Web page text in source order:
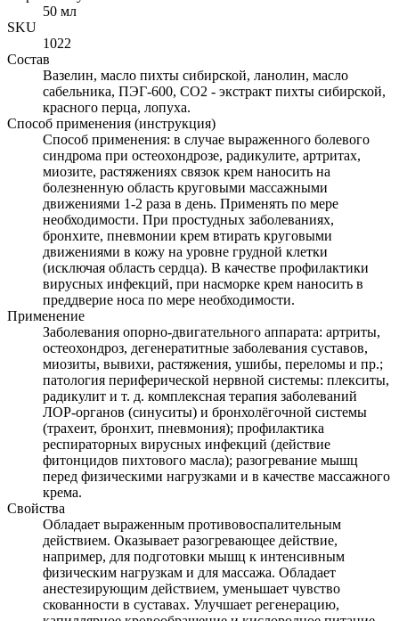
50 мл
SKU
1022
Состав
Вазелин, масло пихты сибирской, ланолин, масло
сабельника, ПЭГ-600, СО2 - экстракт пихты сибирской,
красного перца, лопуха.
Способ применения (инструкция)
Способ применения: в случае выраженного болевого
синдрома при остеохондрозе, радикулите, артритах,
миозите, растяжениях связок крем наносить на
болезненную область круговыми массажными
движениями 1-2 раза в день. Применять по мере
необходимости. При простудных заболеваниях,
бронхите, пневмонии крем втирать круговыми
движениями в кожу на уровне грудной клетки
(исключая область сердца). В качестве профилактики
вирусных инфекций, при насморке крем наносить в
преддверие носа по мере необходимости.
Применение
Заболевания опорно-двигательного аппарата: артриты,
остеохондроз, дегенератитные заболевания суставов,
миозиты, вывихи, растяжения, ушибы, переломы и пр.;
патология периферической нервной системы: плекситы,
радикулит и т. д. комплексная терапия заболеваний
ЛОР-органов (синуситы) и бронхолёгочной системы
(трахеит, бронхит, пневмония); профилактика
респираторных вирусных инфекций (действие
фитонцидов пихтового масла); разогревание мышц
перед физическими нагрузками и в качестве массажного
крема.
Свойства
Обладает выраженным противовоспалительным
действием. Оказывает разогревающее действие,
например, для подготовки мышц к интенсивным
физическим нагрузкам и для массажа. Обладает
анестезирующим действием, уменьшает чувство
скованности в суставах. Улучшает регенерацию,